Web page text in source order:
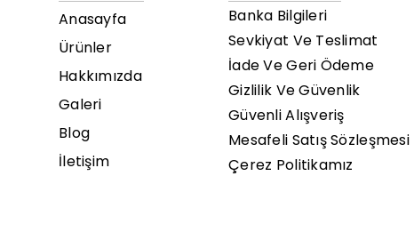
Anasayfa
Ürünler
Hakkımızda
Galeri
Blog
İletişim
Banka Bilgileri
Sevkiyat Ve Teslimat
İade Ve Geri Ödeme
Gizlilik Ve Güvenlik
Güvenli Alışveriş
Mesafeli Satış Sözleşmesi
Çerez Politikamız